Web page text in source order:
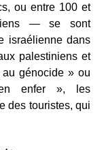
ou entre 100 et
— se sont
israélienne dans
palestiniens et
génocide » ou
enfer », les
des touristes, qui